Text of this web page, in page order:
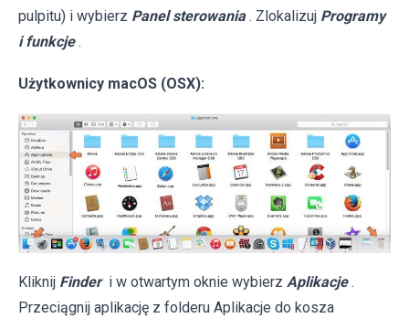
pulpitu) i wybierz Panel sterowania . Zlokalizuj Programy
i funkcje .
Użytkownicy macOS (OSX):
Kliknij Finder i w otwartym oknie wybierz Aplikacje .
Przeciągnij aplikację z folderu Aplikacje do kosza